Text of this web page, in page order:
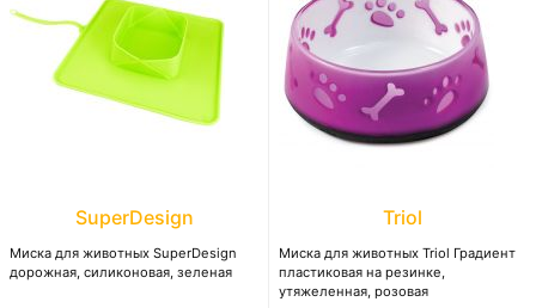
SuperDesign
Миска для животных SuperDesign
дорожная, силиконовая, зеленая
Triol
Миска для животных Triol Градиент
пластиковая на резинке,
утяжеленная, розовая